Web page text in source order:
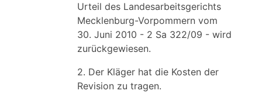
Urteil des Landesarbeitsgerichts
Mecklenburg-Vorpommern vom
30. Juni 2010 - 2 Sa 322/09 - wird
zurückgewiesen.
2. Der Kläger hat die Kosten der
Revision zu tragen.